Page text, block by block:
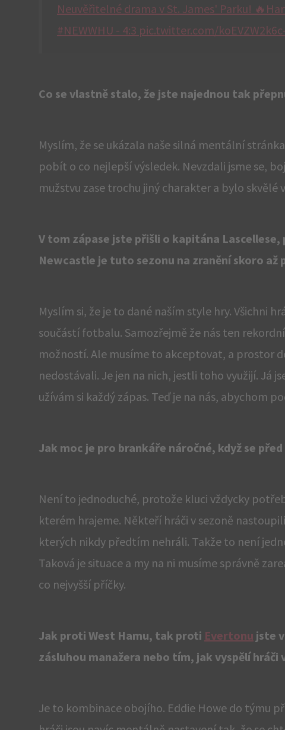
Neuvěřitelné drama v St. James' Parku!
#NEWWHU - 4:3 pic.twitter.com/
Co se vlastně stalo, že jste najednou tak
Myslím, že se ukázala naše silná mentální
pobít o co nejlepší výsledek. Nevzdali jsme se,
mužstvu zase trochu jiný charakter a bylo skvělé
V tom zápase jste přišli o kapitána
Newcastle je tuto sezonu na zranění skoro
Myslím si, že je to dané naším style hry. Všichni
součástí fotbalu. Samozřejmě že nás ten
možností. Ale musíme to akceptovat, a prostor
nedostávali. Je jen na nich, jestli toho využijí. Já
užívám si každý zápas. Teď je na nás, abychom
Jak moc je pro brankáře náročné, když se
Není to jednoduché, protože kluci vždycky
kterém hrajeme. Někteří hráči v sezoně
kterých nikdy předtím nehráli. Takže to není
Taková je situace a my na ni musíme správně
co nejvyšší příčky.
Jak proti West Hamu, tak proti Evertonu jste
zásluhou manažera nebo tím, jak vyspělí hráči
Je to kombinace obojího. Eddie Howe do týmu